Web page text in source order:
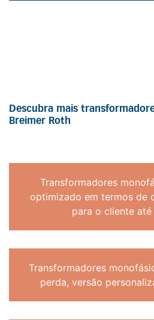
Descubra mais
Breimer Roth
Transformadores
optimizado em termos de
para o cliente
Transformadores
perda, versão